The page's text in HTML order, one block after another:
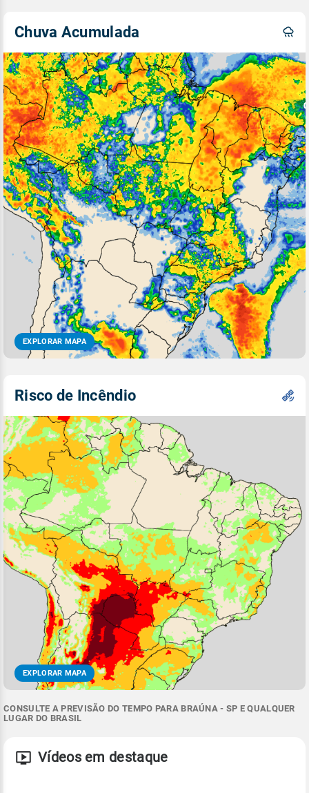
Chuva Acumulada
EXPLORAR MAPA
Risco de Incêndio
EXPLORAR MAPA
CONSULTE A PREVISÃO DO TEMPO PARA BRAÚNA - SP E QUALQUER
LUGAR DO BRASIL
Vídeos em destaque